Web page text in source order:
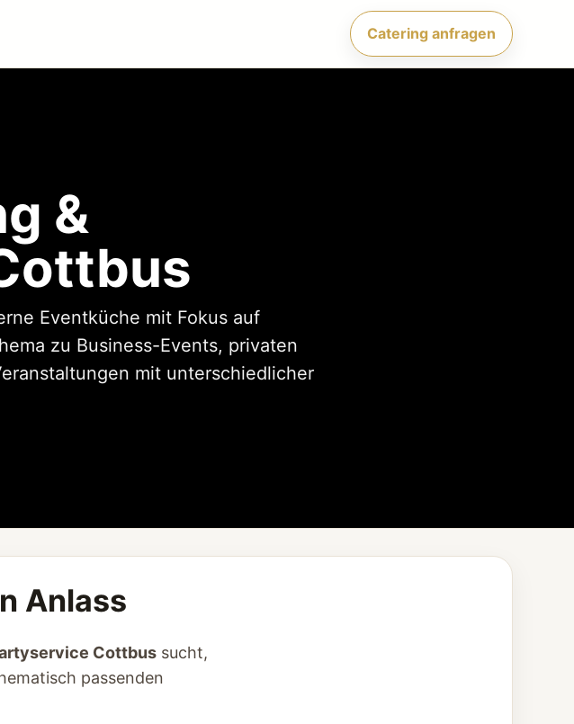
Catering anfragen
&
Eventküche mit Fokus auf
zu Business-Events, privaten
mit unterschiedlicher
Anlass
Cottbus sucht,
passenden